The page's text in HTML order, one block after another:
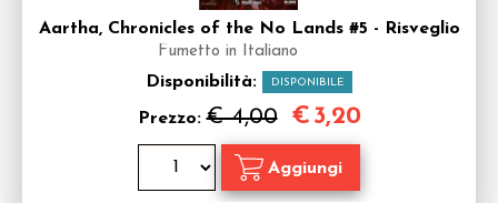
Aartha, Chronicles of the No Lands #5 - Risveglio
Fumetto in Italiano
Disponibilità: DISPONIBILE
Prezzo:€ 4,00 € 3,20